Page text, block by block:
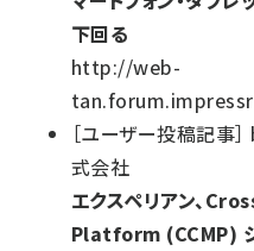
下回る
http://web-
［ユーザー投稿記事］
式会社
エクスペリアン、
Platform (CCMP) シ